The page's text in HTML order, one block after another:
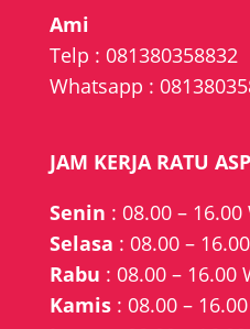
Ami
Telp : 081380358832
Whatsapp :
JAM KERJA RATU
Senin : 08.00 – 16.00
Selasa : 08.00 –
Rabu : 08.00 – 16.00
Kamis : 08.00 –